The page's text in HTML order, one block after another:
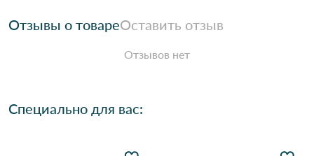
Отзывы о товареОставить отзыв
Отзывов нет
Специально для вас: